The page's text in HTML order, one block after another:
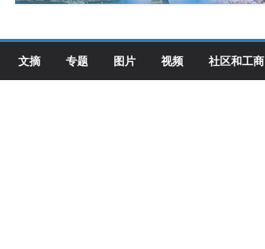
文摘 专题 图片 视频 社区和工商